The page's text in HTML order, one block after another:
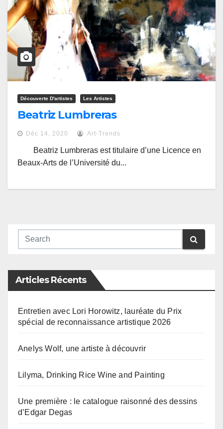
Découverte D'artistes Les Artistes
Beatriz Lumbreras
Déc 14, 2020 Art-Trends
Beatriz Lumbreras est titulaire d’une Licence en
Beaux-Arts de l’Université du...
Articles Récents
Entretien avec Lori Horowitz, lauréate du Prix
spécial de reconnaissance artistique 2026
Anelys Wolf, une artiste à découvrir
Lilyma, Drinking Rice Wine and Painting
Une première : le catalogue raisonné des dessins
d’Edgar Degas